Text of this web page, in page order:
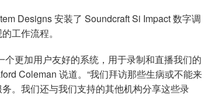
Designs 安装了 Soundcraft Si Impact 数字调
工作流程。
更加用户友好的系统，用于录制和直播我们的
Coleman 说道。“我们拜访那些生病或不能来
。我们还与我们支持的其他机构分享这些录